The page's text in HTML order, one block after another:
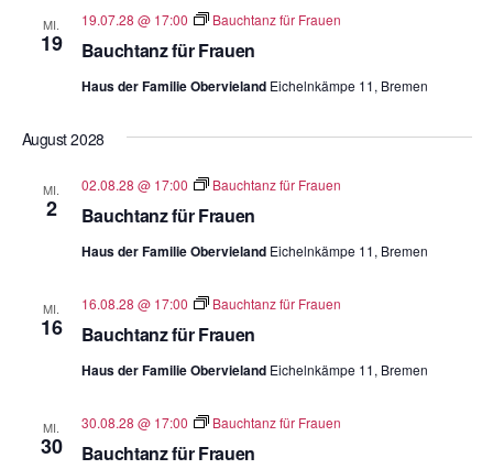
MI.
19 Bauchtanz für Frauen
19.07.28 @ 17:00 Bauchtanz für Frauen
Haus der Familie Obervieland Eichelnkämpe 11, Bremen
August 2028
MI.
2 Bauchtanz für Frauen
02.08.28 @ 17:00 Bauchtanz für Frauen
Haus der Familie Obervieland Eichelnkämpe 11, Bremen
MI.
16 Bauchtanz für Frauen
16.08.28 @ 17:00 Bauchtanz für Frauen
Haus der Familie Obervieland Eichelnkämpe 11, Bremen
MI.
30 Bauchtanz für Frauen
30.08.28 @ 17:00 Bauchtanz für Frauen